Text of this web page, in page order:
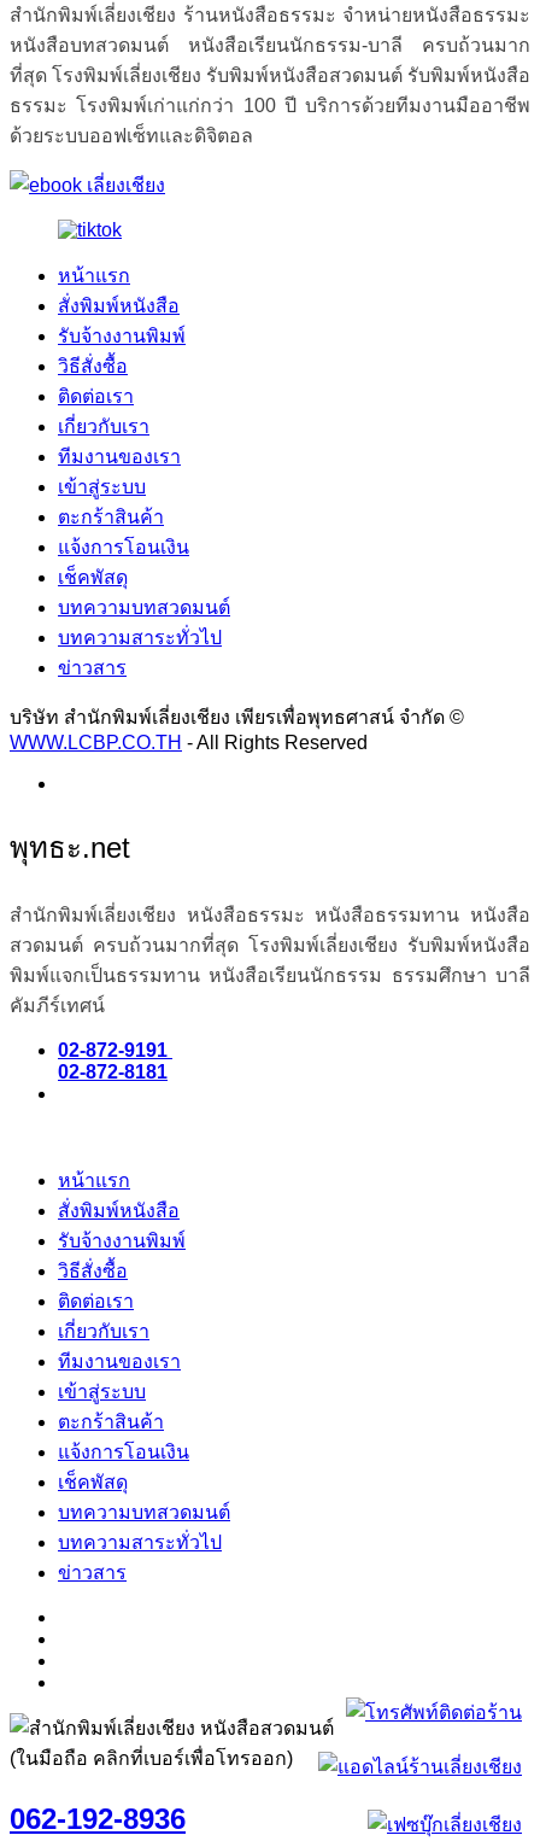
สำนักพิมพ์เลี่ยงเชียง ร้านหนังสือธรรมะ จำหน่ายหนังสือธรรมะ
หนังสือบทสวดมนต์ หนังสือเรียนนักธรรม-บาลี ครบถ้วนมาก
ที่สุด โรงพิมพ์เลี่ยงเชียง รับพิมพ์หนังสือสวดมนต์ รับพิมพ์หนังสือ
ธรรมะ โรงพิมพ์เก่าแก่กว่า 100 ปี บริการด้วยทีมงานมืออาชีพ
ด้วยระบบออฟเซ็ทและดิจิตอล
หน้าแรก
สั่งพิมพ์หนังสือ
รับจ้างงานพิมพ์
วิธีสั่งซื้อ
ติดต่อเรา
เกี่ยวกับเรา
ทีมงานของเรา
เข้าสู่ระบบ
ตะกร้าสินค้า
แจ้งการโอนเงิน
เช็คพัสดุ
บทความบทสวดมนต์
บทความสาระทั่วไป
ข่าวสาร
บริษัท สำนักพิมพ์เลี่ยงเชียง เพียรเพื่อพุทธศาสน์ จำกัด ©
WWW.LCBP.CO.TH - All Rights Reserved
พุทธะ.net
สำนักพิมพ์เลี่ยงเชียง หนังสือธรรมะ หนังสือธรรมทาน หนังสือ
สวดมนต์ ครบถ้วนมากที่สุด โรงพิมพ์เลี่ยงเชียง รับพิมพ์หนังสือ
พิมพ์แจกเป็นธรรมทาน หนังสือเรียนนักธรรม ธรรมศึกษา บาลี
คัมภีร์เทศน์
02-872-9191
02-872-8181
หน้าแรก
สั่งพิมพ์หนังสือ
รับจ้างงานพิมพ์
วิธีสั่งซื้อ
ติดต่อเรา
เกี่ยวกับเรา
ทีมงานของเรา
เข้าสู่ระบบ
ตะกร้าสินค้า
แจ้งการโอนเงิน
เช็คพัสดุ
บทความบทสวดมนต์
บทความสาระทั่วไป
ข่าวสาร
(ในมือถือ คลิกที่เบอร์เพื่อโทรออก)
062-192-8936